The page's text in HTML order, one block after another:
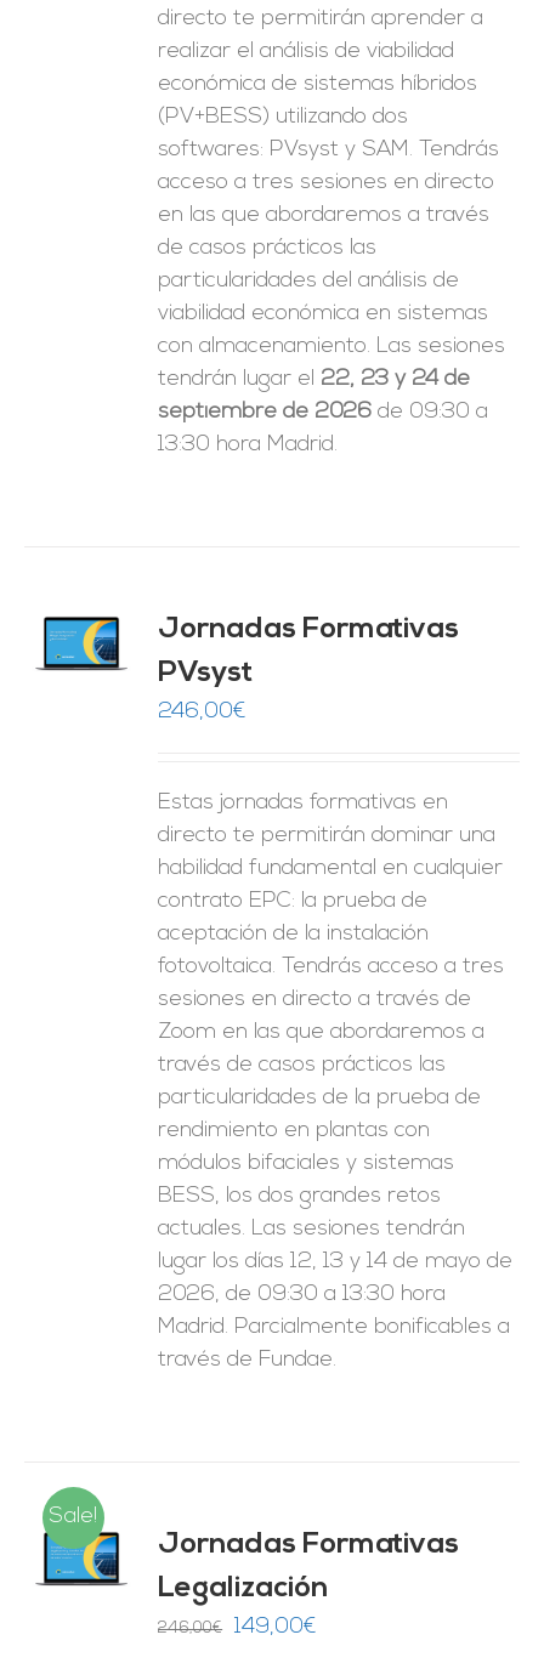
directo te permitirán aprender a
realizar el análisis de viabilidad
económica de sistemas híbridos
(PV+BESS) utilizando dos
softwares: PVsyst y SAM. Tendrás
acceso a tres sesiones en directo
en las que abordaremos a través
de casos prácticos las
particularidades del análisis de
viabilidad económica en sistemas
con almacenamiento. Las sesiones
tendrán lugar el 22, 23 y 24 de
septiembre de 2026 de 09:30 a
13:30 hora Madrid.
Jornadas Formativas
PVsyst
246,00€
Estas jornadas formativas en
directo te permitirán dominar una
habilidad fundamental en cualquier
contrato EPC: la prueba de
aceptación de la instalación
fotovoltaica. Tendrás acceso a tres
sesiones en directo a través de
Zoom en las que abordaremos a
través de casos prácticos las
particularidades de la prueba de
rendimiento en plantas con
módulos bifaciales y sistemas
BESS, los dos grandes retos
actuales. Las sesiones tendrán
lugar los días 12, 13 y 14 de mayo de
2026, de 09:30 a 13:30 hora
Madrid. Parcialmente bonificables a
través de Fundae.
Sale!
Jornadas Formativas
Legalización
246,00€
El
149,00€